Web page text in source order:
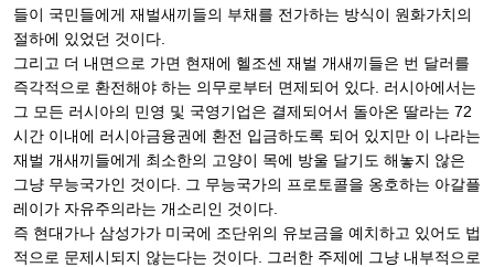
들이 국민들에게 재벌새끼들의 부채를 전가하는 방식이 원화가치의
절하에 있었던 것이다.
그리고 더 내면으로 가면 현재에 헬조센 재벌 개새끼들은 번 달러를
즉각적으로 환전해야 하는 의무로부터 면제되어 있다. 러시아에서는
그 모든 러시아의 민영 및 국영기업은 결제되어서 돌아온 딸라는 72
시간 이내에 러시아금융권에 환전 입금하도록 되어 있지만 이 나라는
재벌 개새끼들에게 최소한의 고양이 목에 방울 달기도 해놓지 않은
그냥 무능국가인 것이다. 그 무능국가의 프로토콜을 옹호하는 아갈플
레이가 자유주의라는 개소리인 것이다.
즉 현대가나 삼성가가 미국에 조단위의 유보금을 예치하고 있어도 법
적으로 문제시되지 않는다는 것이다. 그러한 주제에 그냥 내부적으로